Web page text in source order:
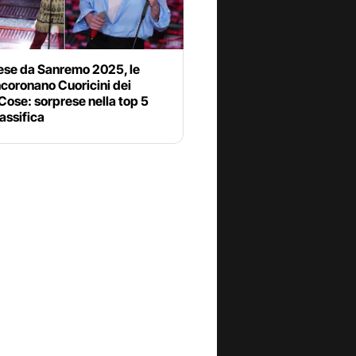
da Sanremo 2025, le
Cuoricini dei
sorprese nella top 5